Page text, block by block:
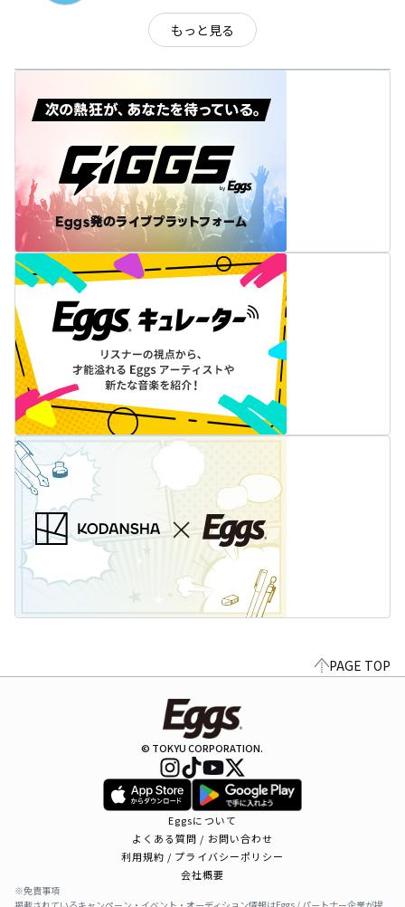
もっと見る
PAGE TOP
© TOKYU CORPORATION.
Eggsについて
よくある質問 / お問い合わせ
利用規約 / プライバシーポリシー
会社概要
※免責事項